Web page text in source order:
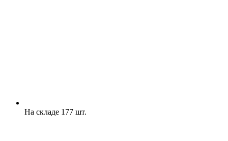
На складе 177 шт.